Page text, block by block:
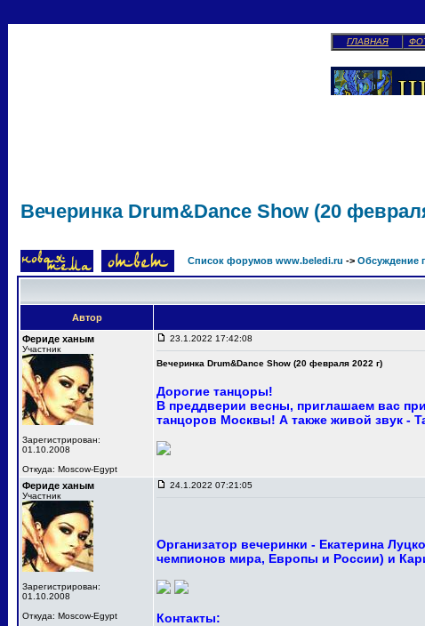
ГЛАВНАЯ
Вечеринка Drum&Dance Show (20
Список форумов www.beledi.ru -> Обсуждение
Автор
Фериде ханым
Участник
Зарегистрирован:
01.10.2008
Откуда: Moscow-Egypt
23.1.2022 17:42:08
Вечеринка Drum&Dance Show (20 февраля 2022 г)
Дорогие танцоры!
В преддверии весны, приглашаем вас
танцоров Москвы! А также живой звук -
Фериде ханым
Участник
Зарегистрирован:
01.10.2008
Откуда: Moscow-Egypt
24.1.2022 07:21:05
Организатор вечеринки - Екатерина
чемпионов мира, Европы и России) и
Контакты: